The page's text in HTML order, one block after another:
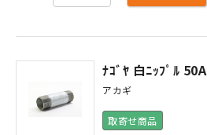
ﾅｺﾞﾔ 白ﾆｯﾌﾟﾙ 50A
アカギ
取寄せ商品